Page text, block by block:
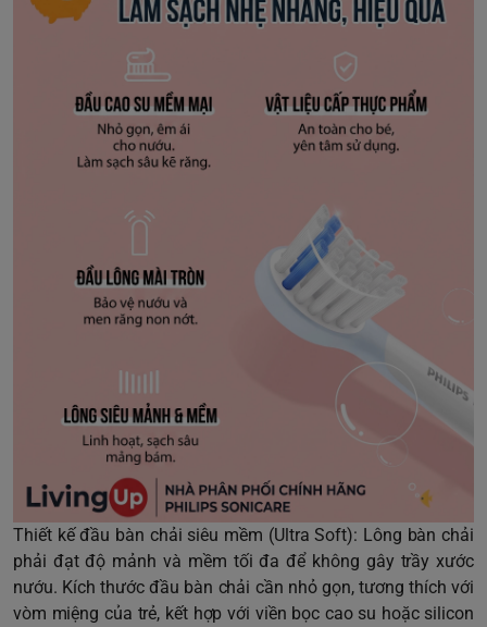
Thiết kế đầu bàn chải siêu mềm (Ultra Soft): Lông bàn chải
phải đạt độ mảnh và mềm tối đa để không gây trầy xước
nướu. Kích thước đầu bàn chải cần nhỏ gọn, tương thích với
vòm miệng của trẻ, kết hợp với viền bọc cao su hoặc silicon